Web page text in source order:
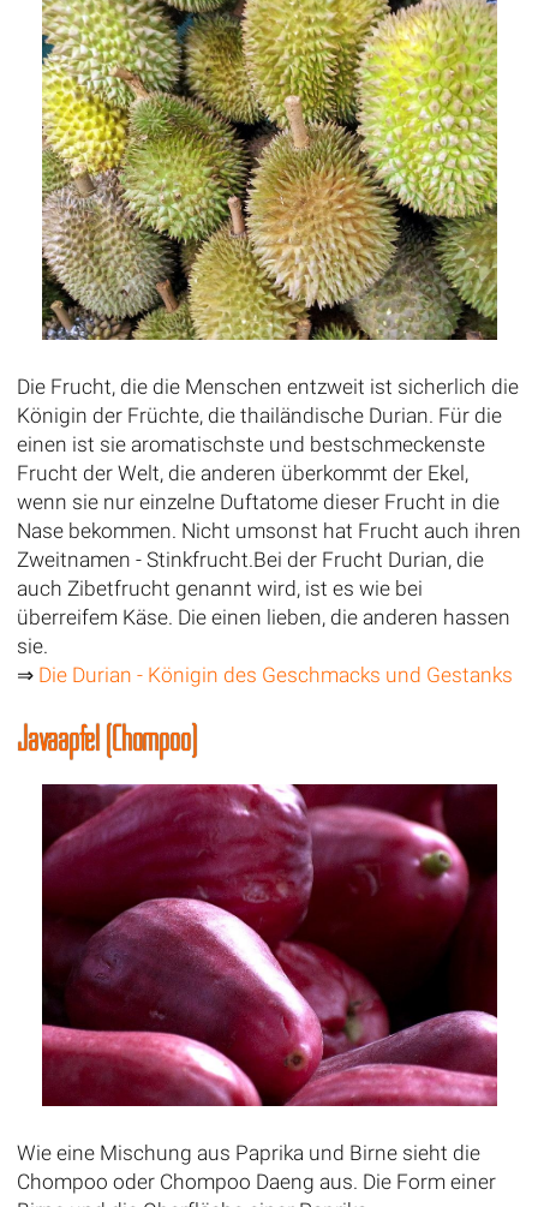
Die Frucht, die die Menschen entzweit ist sicherlich die
Königin der Früchte, die thailändische Durian. Für die
einen ist sie aromatischste und bestschmeckenste
Frucht der Welt, die anderen überkommt der Ekel,
wenn sie nur einzelne Duftatome dieser Frucht in die
Nase bekommen. Nicht umsonst hat Frucht auch ihren
Zweitnamen - Stinkfrucht.Bei der Frucht Durian, die
auch Zibetfrucht genannt wird, ist es wie bei
überreifem Käse. Die einen lieben, die anderen hassen
sie.
⇒ Die Durian - Königin des Geschmacks und Gestanks
Javaapfel (Chompoo)
Wie eine Mischung aus Paprika und Birne sieht die
Chompoo oder Chompoo Daeng aus. Die Form einer